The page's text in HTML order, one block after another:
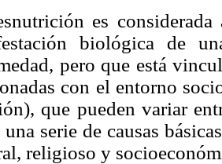
es
biológica de
pero que está
con el entorno
que pueden variar
una serie de causas
religioso y